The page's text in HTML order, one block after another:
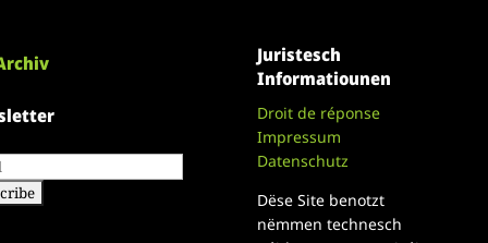
Juristesch
Informatiounen
Droit de réponse
Impressum
Datenschutz
Dëse Site benotzt
nëmmen technesch